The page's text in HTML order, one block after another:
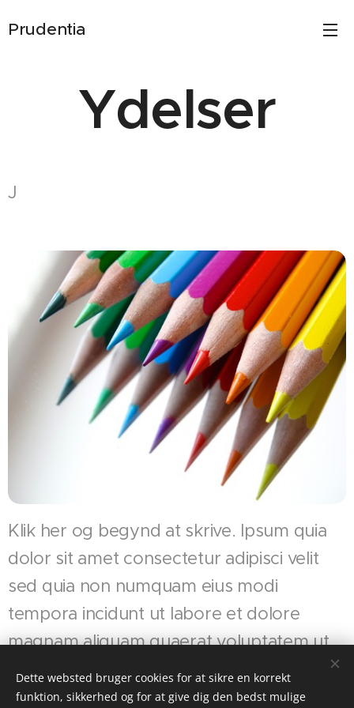
Prudentia
Ydelser
J
Klik her og begynd at skrive. Ipsum quia
dolor sit amet consectetur adipisci velit
sed quia non numquam eius modi
tempora incidunt ut labore et dolore
magnam aliquam quaerat voluptatem ut.
Dette websted bruger cookies for at sikre en korrekt
funktion, sikkerhed og for at give dig den bedst mulige